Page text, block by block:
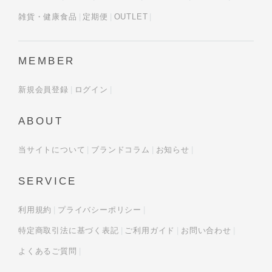
雑貨・健康食品 定期便 OUTLET
MEMBER
新規会員登録 ログイン
ABOUT
当サイトについて ブランドコラム お知らせ
SERVICE
利用規約 プライバシーポリシー
特定商取引法に基づく表記 ご利用ガイド お問い合わせ
よくあるご質問